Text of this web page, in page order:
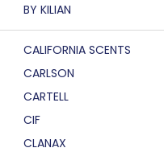
BY KILIAN
CALIFORNIA SCENTS
CARLSON
CARTELL
CIF
CLANAX